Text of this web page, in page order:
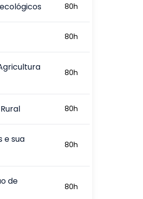
80h
80h
80h
80h
e sua
80h
de
80h